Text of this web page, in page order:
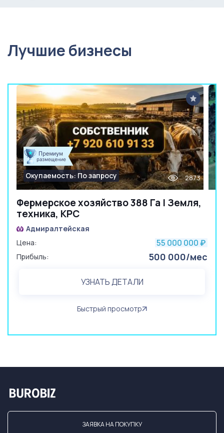
Лучшие бизнесы
Фермерское хозяйство 388 Га | Земля,
техника, КРС
Окупаемость: По запросу 2873
Адмиралтейская
Цена:
55 000 000 ₽
Прибыль: 500 000/мес
УЗНАТЬ ДЕТАЛИ
Быстрый просмотр
ЗАЯВКА НА ПОКУПКУ